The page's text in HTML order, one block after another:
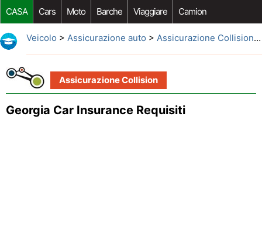
CASA Cars Moto Barche Viaggiare Camion
Riparazione Auto Acquisto Auto Car Opzioni Aftermarket
Veicolo > Assicurazione auto > Assicurazione Collision>
Assicurazione Collision
Georgia Car Insurance Requisiti